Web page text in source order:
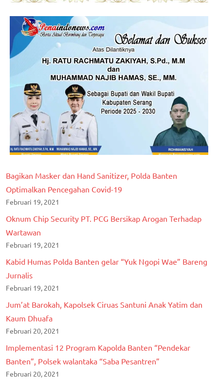
Bagikan Masker dan Hand Sanitizer, Polda Banten
Optimalkan Pencegahan Covid-19
Februari 19, 2021
Oknum Chip Security PT. PCG Bersikap Arogan Terhadap
Wartawan
Februari 19, 2021
Kabid Humas Polda Banten gelar “Yuk Ngopi Wae” Bareng
Jurnalis
Februari 19, 2021
Jum’at Barokah, Kapolsek Ciruas Santuni Anak Yatim dan
Kaum Dhuafa
Februari 20, 2021
Implementasi 12 Program Kapolda Banten “Pendekar
Banten”, Polsek walantaka “Saba Pesantren”
Februari 20, 2021